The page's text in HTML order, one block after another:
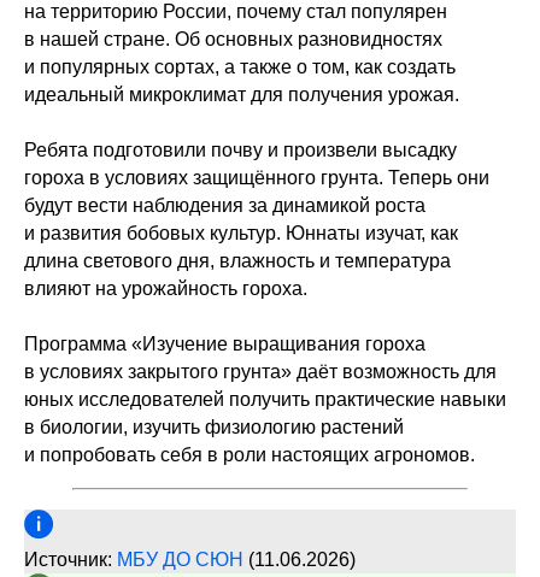
на территорию России, почему стал популярен
в нашей стране. Об основных разновидностях
и популярных сортах, а также о том, как создать
идеальный микроклимат для получения урожая.
Ребята подготовили почву и произвели высадку
гороха в условиях защищённого грунта. Теперь они
будут вести наблюдения за динамикой роста
и развития бобовых культур. Юннаты изучат, как
длина светового дня, влажность и температура
влияют на урожайность гороха.
Программа «Изучение выращивания гороха
в условиях закрытого грунта» даёт возможность для
юных исследователей получить практические навыки
в биологии, изучить физиологию растений
и попробовать себя в роли настоящих агрономов.
Источник: МБУ ДО СЮН (11.06.2026)